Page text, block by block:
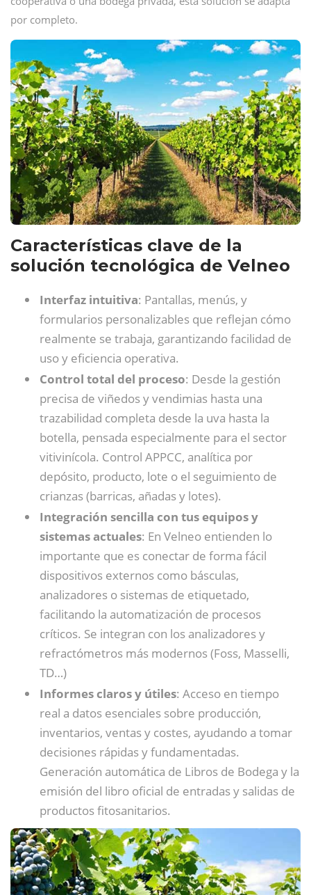
por completo.
Características clave de la
solución tecnológica de Velneo
Interfaz intuitiva: Pantallas, menús, y
formularios personalizables que reflejan cómo
realmente se trabaja, garantizando facilidad de
uso y eficiencia operativa.
Control total del proceso: Desde la gestión
precisa de viñedos y vendimias hasta una
trazabilidad completa desde la uva hasta la
botella, pensada especialmente para el sector
vitivinícola. Control APPCC, analítica por
depósito, producto, lote o el seguimiento de
crianzas (barricas, añadas y lotes).
Integración sencilla con tus equipos y
sistemas actuales: En Velneo entienden lo
importante que es conectar de forma fácil
dispositivos externos como básculas,
analizadores o sistemas de etiquetado,
facilitando la automatización de procesos
críticos. Se integran con los analizadores y
refractómetros más modernos (Foss, Masselli,
TD…)
Informes claros y útiles: Acceso en tiempo
real a datos esenciales sobre producción,
inventarios, ventas y costes, ayudando a tomar
decisiones rápidas y fundamentadas.
Generación automática de Libros de Bodega y la
emisión del libro oficial de entradas y salidas de
productos fitosanitarios.